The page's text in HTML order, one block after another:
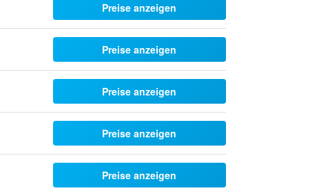
Preise anzeigen
Preise anzeigen
Preise anzeigen
Preise anzeigen
Preise anzeigen